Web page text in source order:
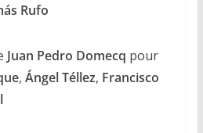
Rufo
Juan Pedro Domecq pour
, Ángel Téllez, Francisco